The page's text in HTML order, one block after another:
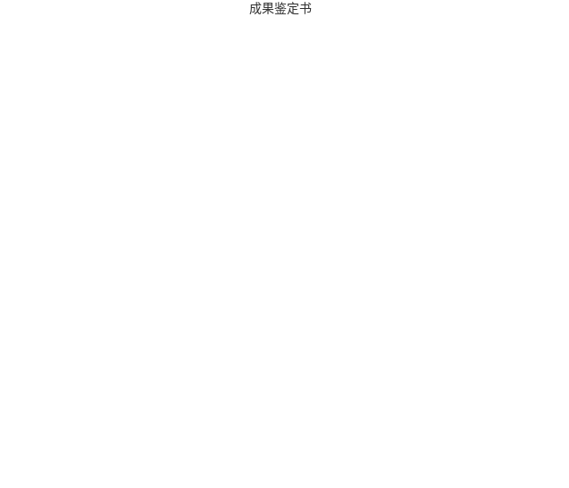
成果鉴定书